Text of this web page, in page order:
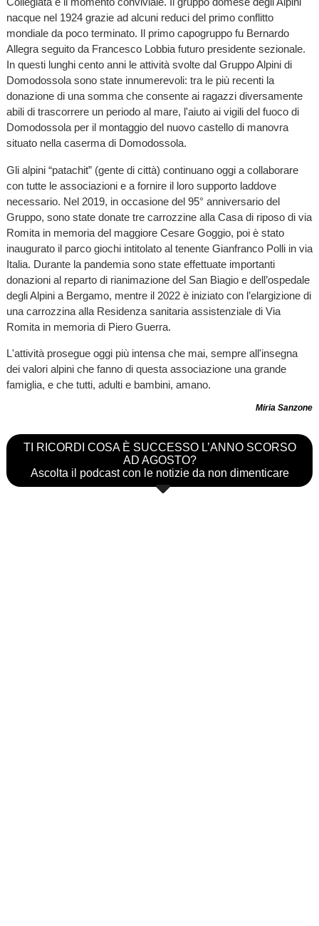
nacque nel 1924 grazie ad alcuni reduci del primo conflitto
mondiale da poco terminato. Il primo capogruppo fu Bernardo
Allegra seguito da Francesco Lobbia futuro presidente sezionale.
In questi lunghi cento anni le attività svolte dal Gruppo Alpini di
Domodossola sono state innumerevoli: tra le più recenti la
donazione di una somma che consente ai ragazzi diversamente
abili di trascorrere un periodo al mare, l'aiuto ai vigili del fuoco di
Domodossola per il montaggio del nuovo castello di manovra
situato nella caserma di Domodossola.
Gli alpini “patachit” (gente di città) continuano oggi a collaborare
con tutte le associazioni e a fornire il loro supporto laddove
necessario. Nel 2019, in occasione del 95° anniversario del
Gruppo, sono state donate tre carrozzine alla Casa di riposo di via
Romita in memoria del maggiore Cesare Goggio, poi è stato
inaugurato il parco giochi intitolato al tenente Gianfranco Polli in via
Italia. Durante la pandemia sono state effettuate importanti
donazioni al reparto di rianimazione del San Biagio e dell’ospedale
degli Alpini a Bergamo, mentre il 2022 è iniziato con l’elargizione di
una carrozzina alla Residenza sanitaria assistenziale di Via
Romita in memoria di Piero Guerra.
L'attività prosegue oggi più intensa che mai, sempre all'insegna
dei valori alpini che fanno di questa associazione una grande
famiglia, e che tutti, adulti e bambini, amano.
Miria Sanzone
TI RICORDI COSA È SUCCESSO L’ANNO SCORSO
AD AGOSTO?
Ascolta il podcast con le notizie da non dimenticare